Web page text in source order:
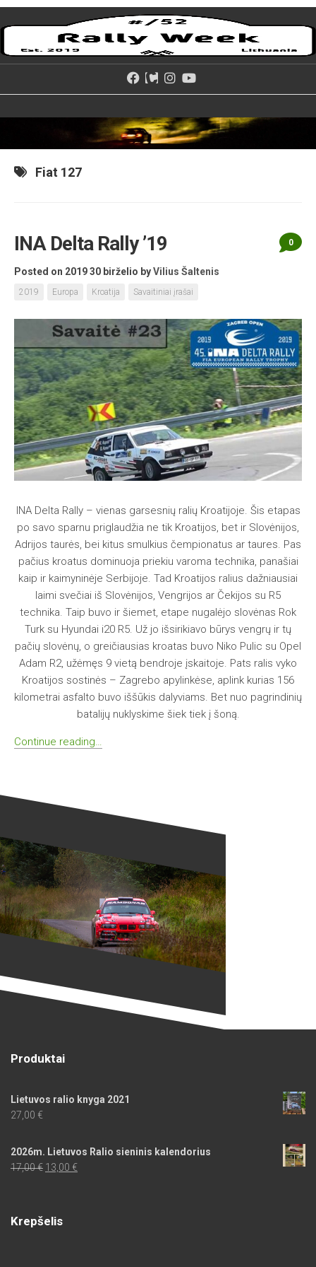
Skip
to
Fiat 127
INA Delta Rally ’19
Posted on 2019 30 birželio byVilius Šaltenis
2019 Europa Kroatija Savaitiniai įrašai
0
INA Delta Rally – vienas garsesnių ralių Kroatijoje. Šis etapas
po savo sparnu priglaudžia ne tik Kroatijos, bet ir Slovėnijos,
Adrijos taurės, bei kitus smulkius čempionatus ar taures. Pas
pačius kroatus dominuoja priekiu varoma technika, panašiai
kaip ir kaimyninėje Serbijoje. Tad Kroatijos ralius dažniausiai
laimi svečiai iš Slovėnijos, Vengrijos ar Čekijos su R5
technika. Taip buvo ir šiemet, etape nugalėjo slovėnas Rok
Turk su Hyundai i20 R5. Už jo išsirikiavo būrys vengrų ir tų
pačių slovėnų, o greičiausias kroatas buvo Niko Pulic su Opel
Adam R2, užėmęs 9 vietą bendroje įskaitoje. Pats ralis vyko
Kroatijos sostinės – Zagrebo apylinkėse, aplink kurias 156
kilometrai asfalto buvo iššūkis dalyviams. Bet nuo pagrindinių
batalijų nuklyskime šiek tiek į šoną.
Continue reading…
Produktai
Lietuvos ralio knyga 2021
27,00 €
2026m. Lietuvos Ralio sieninis kalendorius
17,00€ Original
13,00 €Current
Krepšelis